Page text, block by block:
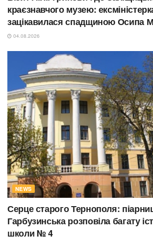
краєзнавчого музею:
зацікавилася спадщиною Осипа
04.08.2026
NEWS
Серце старого Тернополя:
Гарбузинська розповіла багату
школи № 4